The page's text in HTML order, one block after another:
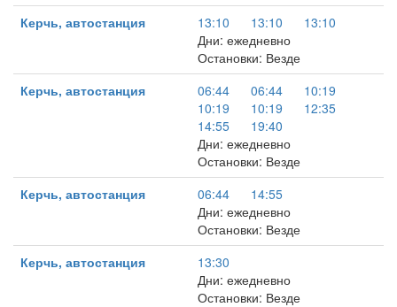
Керчь, автостанция
13:10 13:10
13:10
Дни: ежедневно
Остановки: Везде
Керчь, автостанция
06:44 06:44
10:19
10:19
10:19
12:35
14:55
19:40
Дни: ежедневно
Остановки: Везде
Керчь, автостанция
06:44
14:55
Дни: ежедневно
Остановки: Везде
Керчь, автостанция
13:30
Дни: ежедневно
Остановки: Везде